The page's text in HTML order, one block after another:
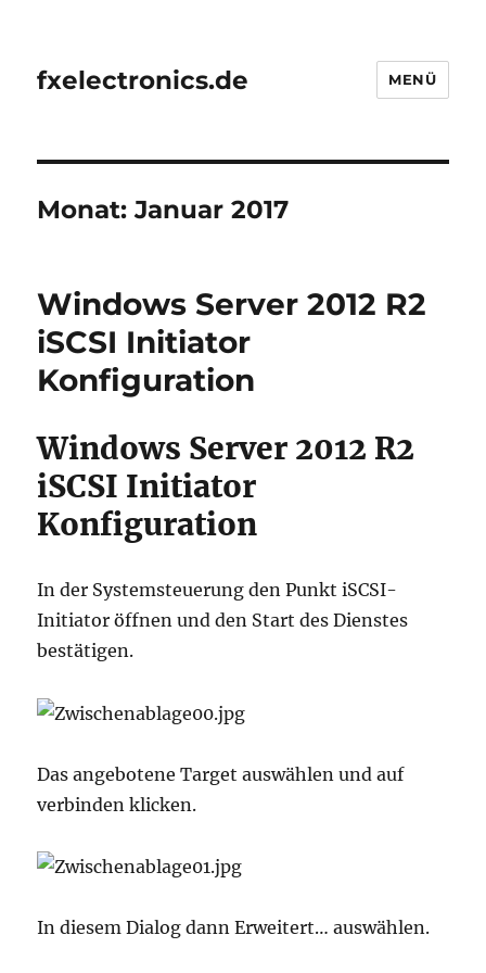
fxelectronics.de MENÜ
Monat:Januar 2017
Windows Server 2012 R2
iSCSI Initiator
Konfiguration
Windows Server 2012 R2
iSCSI Initiator
Konfiguration
In der Systemsteuerung den Punkt iSCSI-
Initiator öffnen und den Start des Dienstes
bestätigen.
Das angebotene Target auswählen und auf
verbinden klicken.
In diesem Dialog dann Erweitert… auswählen.